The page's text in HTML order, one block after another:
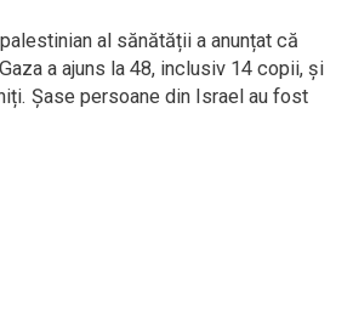
al sănătății a anunțat că
a ajuns la 48, inclusiv 14 copii, și
Șase persoane din Israel au fost